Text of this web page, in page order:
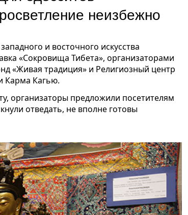
неизбежно
и восточного искусства
«Сокровища Тибета», организаторами
«Живая традиция» и Религиозный центр
Карма Кагью.
организаторы предложили посетителям
отведать, не вполне готовы